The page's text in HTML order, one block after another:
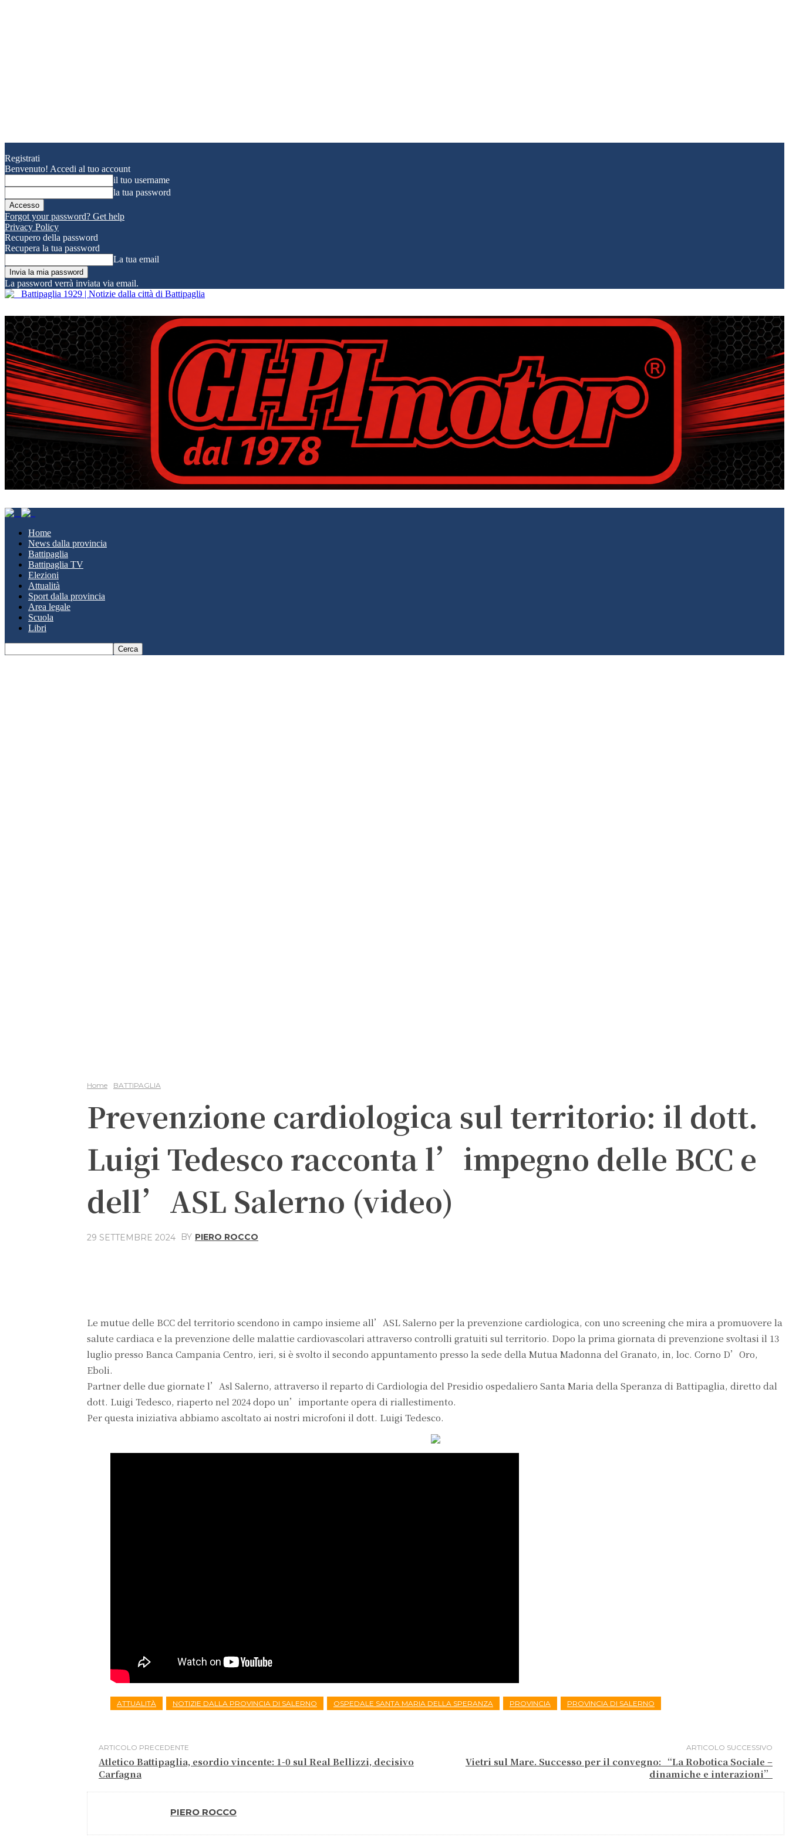
Registrati
Benvenuto! Accedi al tuo account
il tuo username
la tua password
Forgot your password? Get help
Privacy Policy
Recupero della password
Recupera la tua password
La tua email
La password verrà inviata via email.
Battipaglia 1929 | Notizie dalla città di Battipaglia
Home
News dalla provincia
Battipaglia
Battipaglia TV
Elezioni
Attualità
Sport dalla provincia
Area legale
Scuola
Libri
Home BATTIPAGLIA
Prevenzione cardiologica sul territorio: il dott.
Luigi Tedesco racconta l’impegno delle BCC e
dell’ASL Salerno (video)
29 SETTEMBRE 2024 BY PIERO ROCCO
Le mutue delle BCC del territorio scendono in campo insieme all’ASL Salerno per la prevenzione cardiologica, con uno screening che mira a promuovere la
salute cardiaca e la prevenzione delle malattie cardiovascolari attraverso controlli gratuiti sul territorio. Dopo la prima giornata di prevenzione svoltasi il 13
luglio presso Banca Campania Centro, ieri, si è svolto il secondo appuntamento presso la sede della Mutua Madonna del Granato, in, loc. Corno D’Oro,
Eboli.
Partner delle due giornate l’Asl Salerno, attraverso il reparto di Cardiologia del Presidio ospedaliero Santa Maria della Speranza di Battipaglia, diretto dal
dott. Luigi Tedesco, riaperto nel 2024 dopo un’importante opera di riallestimento.
Per questa iniziativa abbiamo ascoltato ai nostri microfoni il dott. Luigi Tedesco.
ATTUALITÀ NOTIZIE DALLA PROVINCIA DI SALERNO OSPEDALE SANTA MARIA DELLA SPERANZA PROVINCIA PROVINCIA DI SALERNO
ARTICOLO PRECEDENTE
Atletico Battipaglia, esordio vincente: 1-0 sul Real Bellizzi, decisivo
Carfagna
ARTICOLO SUCCESSIVO
Vietri sul Mare. Successo per il convegno: “La Robotica Sociale –
dinamiche e interazioni”
PIERO ROCCO